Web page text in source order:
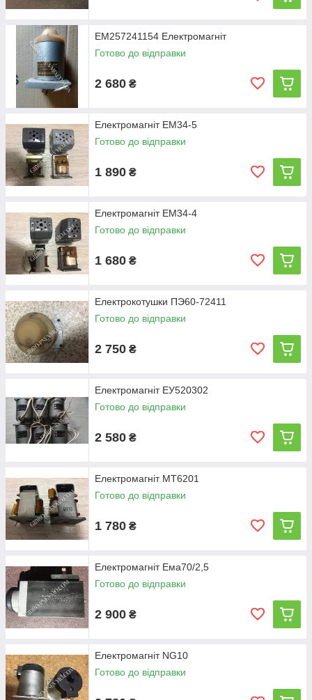
ЕМ257241154 Електромагніт
Готово до відправки
2 680 ₴
Електромагніт ЕМ34-5
Готово до відправки
1 890 ₴
Електромагніт ЕМ34-4
Готово до відправки
1 680 ₴
Електрокотушки ПЭ60-72411
Готово до відправки
2 750 ₴
Електромагніт ЕУ520302
Готово до відправки
2 580 ₴
Електромагніт МТ6201
Готово до відправки
1 780 ₴
Електромагніт Ема70/2,5
Готово до відправки
2 900 ₴
Електромагніт NG10
Готово до відправки